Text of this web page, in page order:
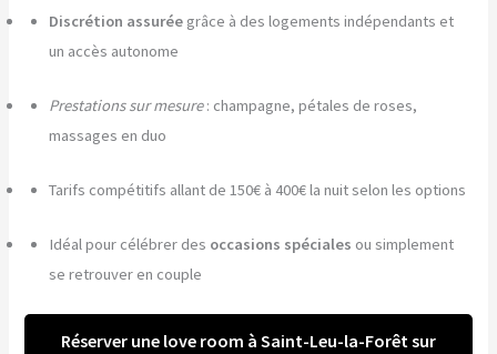
Discrétion assurée grâce à des logements indépendants et
un accès autonome
Prestations sur mesure: champagne, pétales de roses,
massages en duo
Tarifs compétitifs allant de 150€ à 400€ la nuit selon les options
Idéal pour célébrer des occasions spéciales ou simplement
se retrouver en couple
Réserver une love room à Saint-Leu-la-Forêt sur